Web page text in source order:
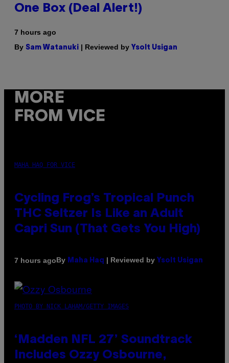
One Box (Deal Alert!)
7 hours ago
By Sam Watanuki | Reviewed by Ysolt Usigan
MORE
FROM VICE
MAHA HAQ FOR VICE
Cycling Frog’s Tropical Punch
THC Seltzer Is Like an Adult
Capri Sun (That Gets You High)
7 hours agoBy Maha Haq | Reviewed by Ysolt Usigan
PHOTO BY NICK LAHAM/GETTY IMAGES
‘Madden NFL 27’ Soundtrack
Includes Ozzy Osbourne,